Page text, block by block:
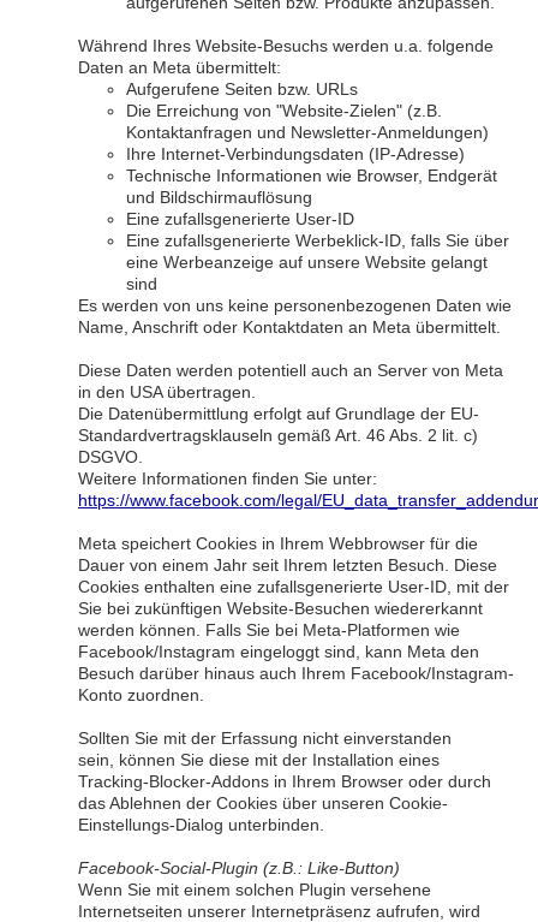
Während Ihres Website-Besuchs werden u.a. folgende
Daten an Meta übermittelt:
Aufgerufene Seiten bzw. URLs
Die Erreichung von "Website-Zielen" (z.B.
Kontaktanfragen und Newsletter-Anmeldungen)
Ihre Internet-Verbindungsdaten (IP-Adresse)
Technische Informationen wie Browser, Endgerät
und Bildschirmauflösung
Eine zufallsgenerierte User-ID
Eine zufallsgenerierte Werbeklick-ID, falls Sie über
eine Werbeanzeige auf unsere Website gelangt
sind
Es werden von uns keine personenbezogenen Daten wie
Name, Anschrift oder Kontaktdaten an Meta übermittelt.
Diese Daten werden potentiell auch an Server von Meta
in den USA übertragen.
Die Datenübermittlung erfolgt auf Grundlage der EU-
Standardvertragsklauseln gemäß Art. 46 Abs. 2 lit. c)
DSGVO.
Weitere Informationen finden Sie unter:
https://www.facebook.com/legal/
Meta speichert Cookies in Ihrem Webbrowser für die
Dauer von einem Jahr seit Ihrem letzten Besuch. Diese
Cookies enthalten eine zufallsgenerierte User-ID, mit der
Sie bei zukünftigen Website-Besuchen wiedererkannt
werden können. Falls Sie bei Meta-Platformen wie
Facebook/Instagram eingeloggt sind, kann Meta den
Besuch darüber hinaus auch Ihrem Facebook/Instagram-
Konto zuordnen.
Sollten Sie mit der Erfassung nicht einverstanden
sein, können Sie diese mit der Installation eines
Tracking-Blocker-Addons in Ihrem Browser oder durch
das Ablehnen der Cookies über unseren Cookie-
Einstellungs-Dialog unterbinden.
Facebook-Social-Plugin (z.B.: Like-Button)
Wenn Sie mit einem solchen Plugin versehene
Internetseiten unserer Internetpräsenz aufrufen, wird